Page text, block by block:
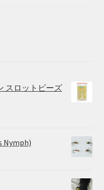
スロットビーズ
Nymph)